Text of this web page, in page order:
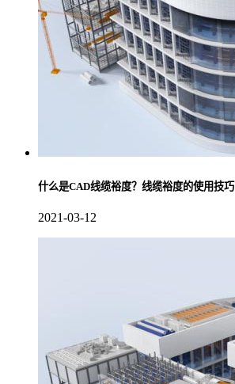
什么是CAD线缆裕度？线缆裕度的使用技巧
2021-03-12